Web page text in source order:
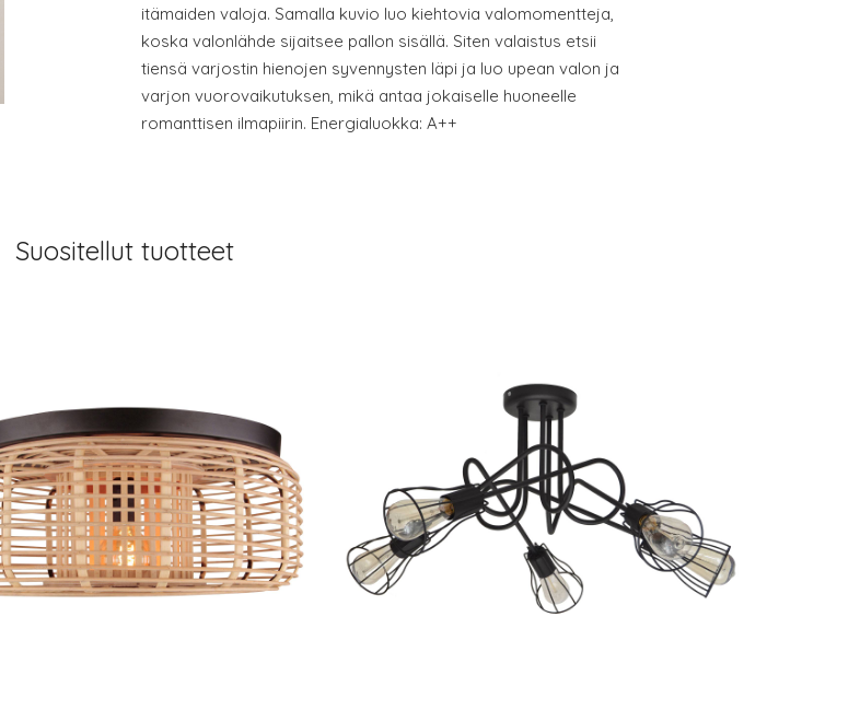
itämaiden valoja. Samalla kuvio luo kiehtovia valomomentteja,
koska valonlähde sijaitsee pallon sisällä. Siten valaistus etsii
tiensä varjostin hienojen syvennysten läpi ja luo upean valon ja
varjon vuorovaikutuksen, mikä antaa jokaiselle huoneelle
romanttisen ilmapiirin. Energialuokka: A++
Suositellut tuotteet